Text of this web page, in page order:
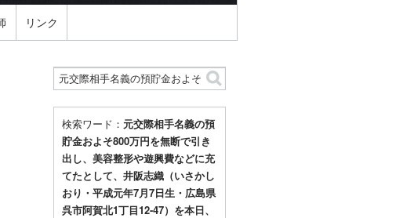
リンク
検索ワード： 元交際相手名義の預
貯金およそ800万円を無断で引き
出し、美容整形や遊興費などに充
てたとして、井阪志織（いさかし
おり・平成元年7月7日生・広島県
呉市阿賀北1丁目12-47）を本日、